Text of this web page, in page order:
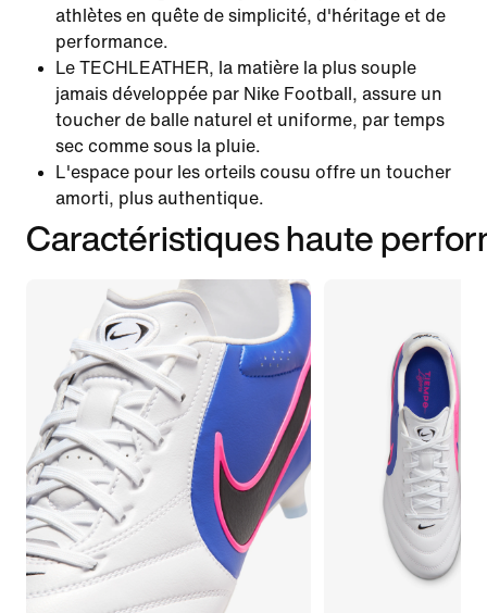
athlètes en quête de simplicité, d'héritage et de
performance.
Le TECHLEATHER, la matière la plus souple
jamais développée par Nike Football, assure un
toucher de balle naturel et uniforme, par temps
sec comme sous la pluie.
L'espace pour les orteils cousu offre un toucher
amorti, plus authentique.
Caractéristiques haute